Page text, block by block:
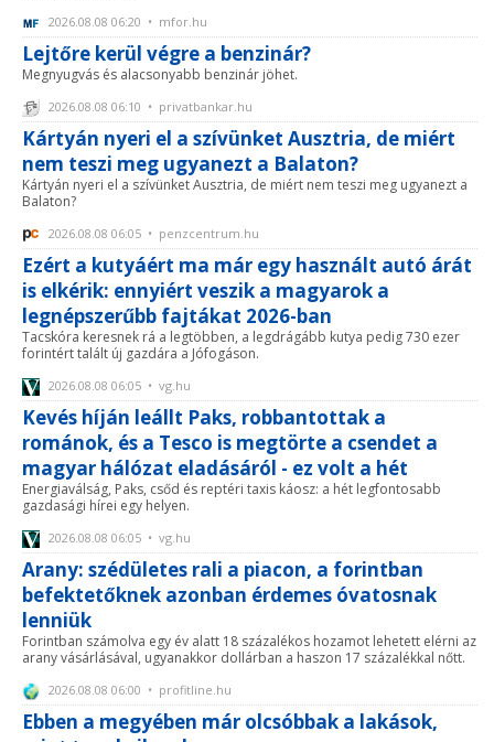
2026.08.08 06:20 • mfor.hu
Lejtőre kerül végre a benzinár?
Megnyugvás és alacsonyabb benzinár jöhet.
2026.08.08 06:10 • privatbankar.hu
Kártyán nyeri el a szívünket Ausztria, de miért
nem teszi meg ugyanezt a Balaton?
Kártyán nyeri el a szívünket Ausztria, de miért nem teszi meg ugyanezt a
Balaton?
2026.08.08 06:05 • penzcentrum.hu
Ezért a kutyáért ma már egy használt autó árát
is elkérik: ennyiért veszik a magyarok a
legnépszerűbb fajtákat 2026-ban
Tacskóra keresnek rá a legtöbben, a legdrágább kutya pedig 730 ezer
forintért talált új gazdára a Jófogáson.
2026.08.08 06:05 • vg.hu
Kevés híján leállt Paks, robbantottak a
románok, és a Tesco is megtörte a csendet a
magyar hálózat eladásáról - ez volt a hét
Energiaválság, Paks, csőd és reptéri taxis káosz: a hét legfontosabb
gazdasági hírei egy helyen.
2026.08.08 06:05 • vg.hu
Arany: szédületes rali a piacon, a forintban
befektetőknek azonban érdemes óvatosnak
lenniük
Forintban számolva egy év alatt 18 százalékos hozamot lehetett elérni az
arany vásárlásával, ugyanakkor dollárban a haszon 17 százalékkal nőtt.
2026.08.08 06:00 • profitline.hu
Ebben a megyében már olcsóbbak a lakások,